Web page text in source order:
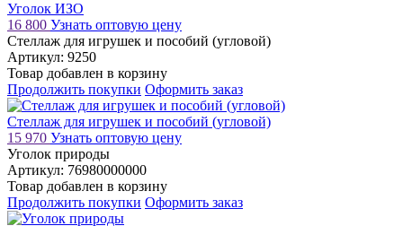
Уголок ИЗО
16 800 Узнать оптовую цену
Стеллаж для игрушек и пособий (угловой)
Артикул: 9250
Товар добавлен в корзину
Продолжить покупки Оформить заказ
Стеллаж для игрушек и пособий (угловой)
15 970 Узнать оптовую цену
Уголок природы
Артикул: 76980000000
Товар добавлен в корзину
Продолжить покупки Оформить заказ